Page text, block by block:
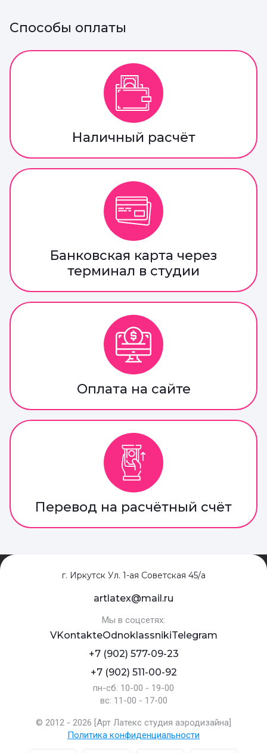
Способы оплаты
Наличный расчёт
Банковская карта через
терминал в студии
Оплата на сайте
Перевод на расчётный счёт
г. Иркутск Ул. 1-ая Советская 45/а
artlatex@mail.ru
Мы в соцсетях:
VKontakteOdnoklassnikiTelegram
+7 (902) 577-09-23
+7 (902) 511-00-92
пн-сб: 10-00 - 19-00
вс: 11-00 - 17-00
© 2012 - 2026 [Арт Латекс студия аэродизайна]
Политика конфиденциальности